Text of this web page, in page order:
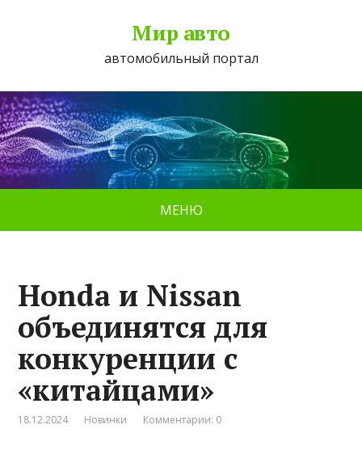
Мир авто
автомобильный портал
МЕНЮ
Honda и Nissan
объединятся для
конкуренции с
«китайцами»
18.12.2024 Новинки Комментарии: 0